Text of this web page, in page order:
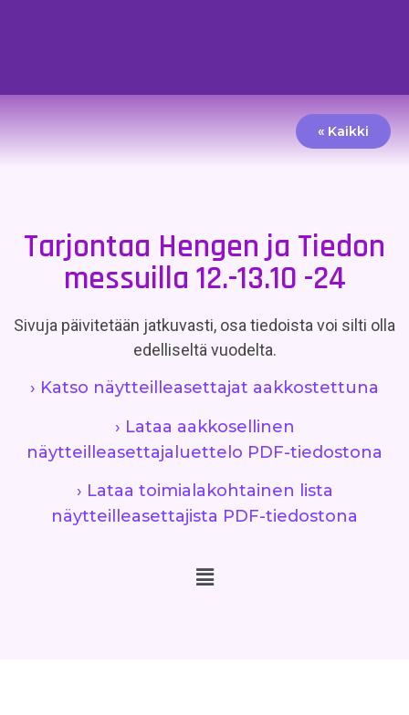
« Kaikki
Tarjontaa Hengen ja Tiedon
messuilla 12.-13.10 -24
Sivuja päivitetään jatkuvasti, osa tiedoista voi silti olla
edelliseltä vuodelta.
› Katso näytteilleasettajat aakkostettuna
› Lataa aakkosellinen
näytteilleasettajaluettelo PDF-tiedostona
› Lataa toimialakohtainen lista
näytteilleasettajista PDF-tiedostona